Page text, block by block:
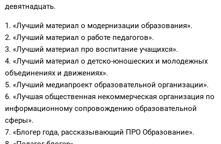
девятнадцать.
1. «Лучший материал о модернизации образования».
2. «Лучший материал о работе педагогов».
3. «Лучший материал про воспитание учащихся».
4. «Лучший материал о детско-юношеских и молодежных
объединениях и движениях».
5. «Лучший медиапроект образовательной организации».
6. «Лучшая общественная некоммерческая организация по
информационному сопровождению образовательной
сферы».
7. «Блогер года, рассказывающий ПРО Образование».